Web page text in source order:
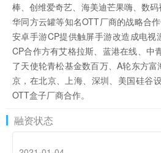
棒、创维爱奇艺、海美迪芒果嗨、数
华同方云罐等知名OTT厂商的战略合
安卓手游CP提供触屏手游改造成电视
CP合作方有艾格拉斯、蓝港在线、中
了天使轮青松基金数百万、A轮东方
京，在北京、上海、深圳、美国硅谷
OTT盒子厂商合作。
融资状态